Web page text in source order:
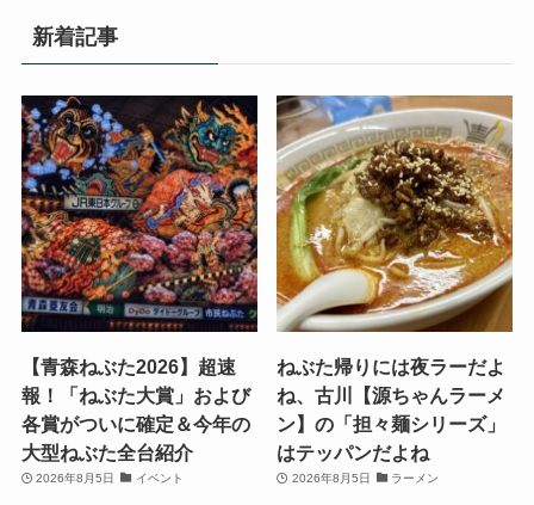
新着記事
【青森ねぶた2026】超速
報！「ねぶた大賞」および
各賞がついに確定＆今年の
大型ねぶた全台紹介
2026年8月5日 イベント
ねぶた帰りには夜ラーだよ
ね、古川【源ちゃんラーメ
ン】の「担々麺シリーズ」
はテッパンだよね
2026年8月5日 ラーメン